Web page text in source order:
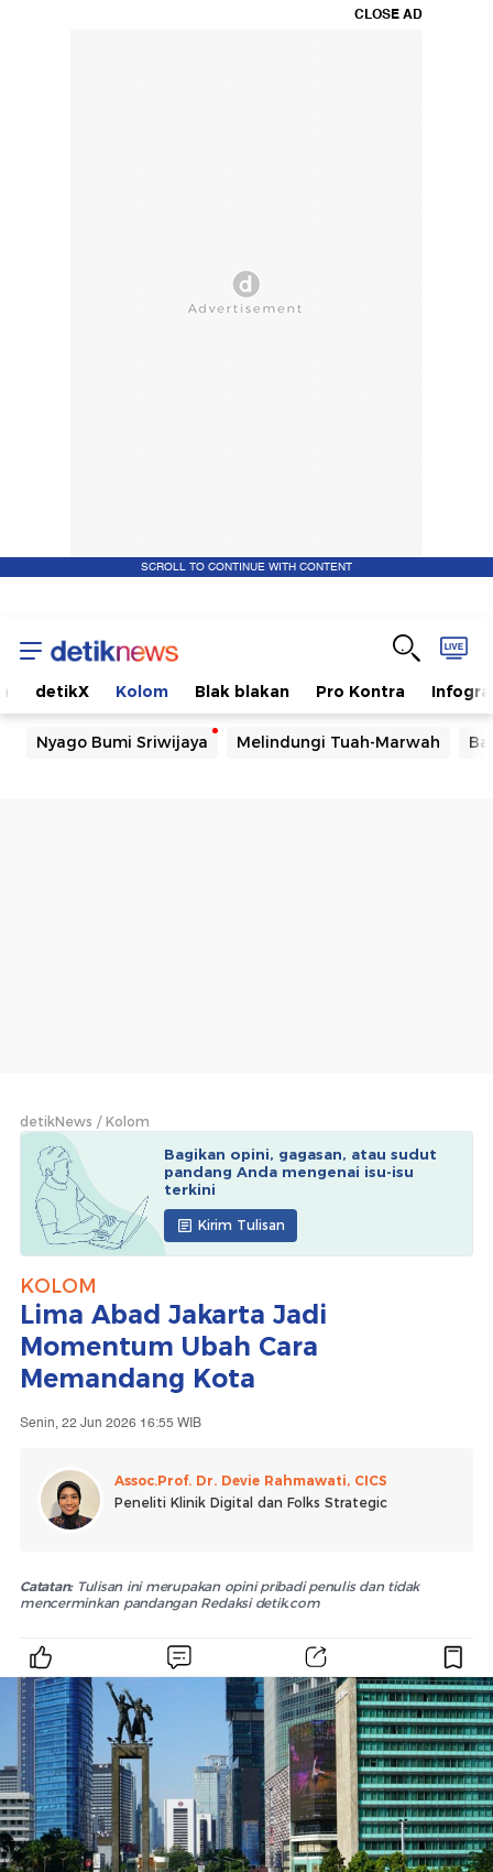
CLOSE AD
SCROLL TO CONTINUE WITH CONTENT
detikX Kolom Blak blakan Pro Kontra
Nyago Bumi Sriwijaya Melindungi Tuah-Marwah
detikNews Kolom
Bagikan opini, gagasan, atau sudut
pandang Anda mengenai isu-isu
terkini
Kirim Tulisan
KOLOM
Lima Abad Jakarta Jadi
Momentum Ubah Cara
Memandang Kota
Senin, 22 Jun 2026 16:55 WIB
Assoc.Prof. Dr. Devie Rahmawati, CICS
Peneliti Klinik Digital dan Folks Strategic
Catatan:Tulisan ini merupakan opini pribadi penulis dan tidak
mencerminkan pandangan Redaksi detik.com